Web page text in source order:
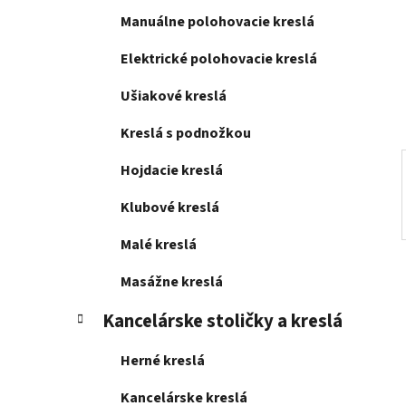
Manuálne polohovacie kreslá
Elektrické polohovacie kreslá
Ušiakové kreslá
Kreslá s podnožkou
Hojdacie kreslá
Klubové kreslá
Malé kreslá
Masážne kreslá
Kancelárske stoličky a kreslá
Herné kreslá
Kancelárske kreslá